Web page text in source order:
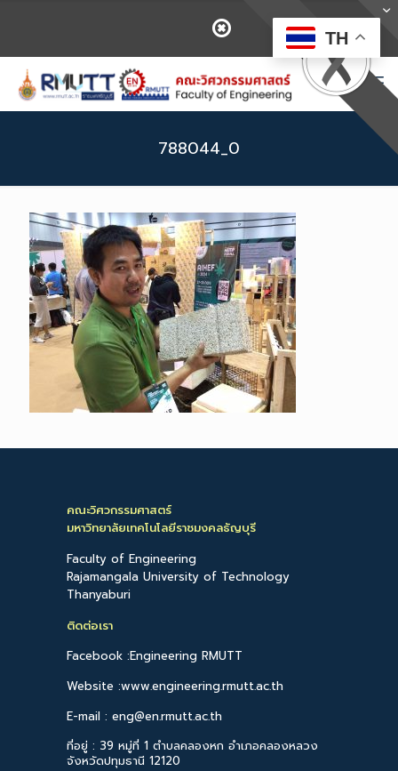
788044_0
คณะวิศวกรรมศาสตร์
มหาวิทยาลัยเทคโนโลยีราชมงคลธัญบุรี
Faculty of Engineering
Rajamangala University of Technology
Thanyaburi
ติดต่อเรา
Facebook :Engineering RMUTT
Website :www.engineering.rmutt.ac.th
E-mail : eng@en.rmutt.ac.th
ที่อยู่ : 39 หมู่ที่ 1 ตำบลคลองหก อำเภอคลองหลวง
จังหวัดปทุมธานี 12120
TH